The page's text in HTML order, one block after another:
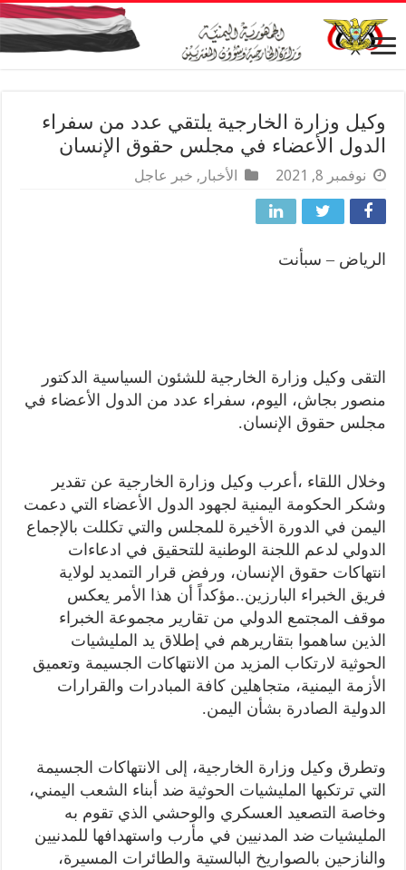
وكيل وزارة الخارجية يلتقي عدد من سفراء
الدول الأعضاء في مجلس حقوق الإنسان
نوفمبر 8, 2021 الأخبار , خبر عاجل
الرياض – سبأنت
التقى وكيل وزارة الخارجية للشئون السياسية الدكتور
منصور بجاش، اليوم، سفراء عدد من الدول الأعضاء في
مجلس حقوق الإنسان.
وخلال اللقاء ،أعرب وكيل وزارة الخارجية عن تقدير
وشكر الحكومة اليمنية لجهود الدول الأعضاء التي دعمت
اليمن في الدورة الأخيرة للمجلس والتي تكللت بالإجماع
الدولي لدعم اللجنة الوطنية للتحقيق في ادعاءات
انتهاكات حقوق الإنسان، ورفض قرار التمديد لولاية
فريق الخبراء البارزين..مؤكداً أن هذا الأمر يعكس
موقف المجتمع الدولي من تقارير مجموعة الخبراء
الذين ساهموا بتقاريرهم في إطلاق يد المليشيات
الحوثية لارتكاب المزيد من الانتهاكات الجسيمة وتعميق
الأزمة اليمنية، متجاهلين كافة المبادرات والقرارات
الدولية الصادرة بشأن اليمن.
وتطرق وكيل وزارة الخارجية، إلى الانتهاكات الجسيمة
التي ترتكبها المليشيات الحوثية ضد أبناء الشعب اليمني،
وخاصة التصعيد العسكري والوحشي الذي تقوم به
المليشيات ضد المدنيين في مأرب واستهدافها للمدنيين
والنازحين بالصواريخ البالستية والطائرات المسيرة،